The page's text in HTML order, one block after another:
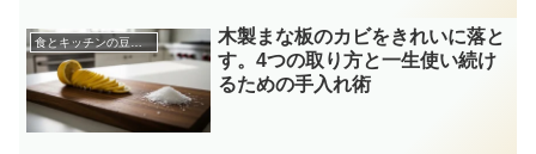
木製まな板のカビをきれいに落と
す。4つの取り方と一生使い続け
るための手入れ術